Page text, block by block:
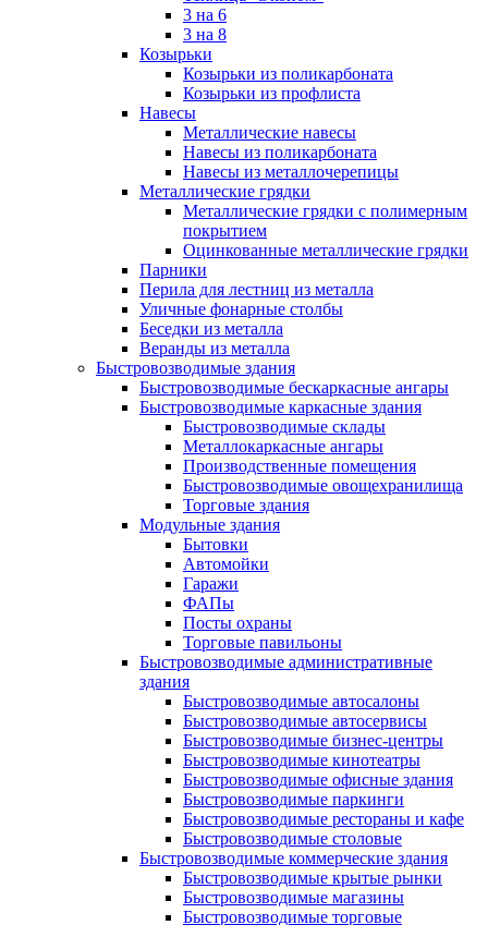
3 на 6
3 на 8
Козырьки
Козырьки из поликарбоната
Козырьки из профлиста
Навесы
Металлические навесы
Навесы из поликарбоната
Навесы из металлочерепицы
Металлические грядки
Металлические грядки с полимерным
покрытием
Оцинкованные металлические грядки
Парники
Перила для лестниц из металла
Уличные фонарные столбы
Беседки из металла
Веранды из металла
Быстровозводимые здания
Быстровозводимые бескаркасные ангары
Быстровозводимые каркасные здания
Быстровозводимые склады
Металлокаркасные ангары
Производственные помещения
Быстровозводимые овощехранилища
Торговые здания
Модульные здания
Бытовки
Автомойки
Гаражи
ФАПы
Посты охраны
Торговые павильоны
Быстровозводимые административные
здания
Быстровозводимые автосалоны
Быстровозводимые автосервисы
Быстровозводимые бизнес-центры
Быстровозводимые кинотеатры
Быстровозводимые офисные здания
Быстровозводимые паркинги
Быстровозводимые рестораны и кафе
Быстровозводимые столовые
Быстровозводимые коммерческие здания
Быстровозводимые крытые рынки
Быстровозводимые магазины
Быстровозводимые торговые